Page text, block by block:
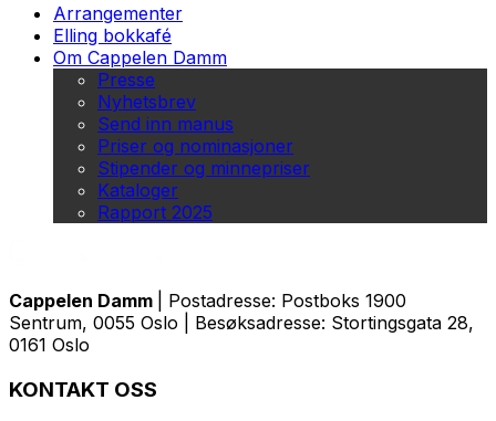
Arrangementer
Elling bokkafé
Om Cappelen Damm
Presse
Nyhetsbrev
Send inn manus
Priser og nominasjoner
Stipender og minnepriser
Kataloger
Rapport 2025
Cappelen Damm
| Postadresse: Postboks 1900
Sentrum, 0055 Oslo | Besøksadresse: Stortingsgata 28,
0161 Oslo
KONTAKT OSS